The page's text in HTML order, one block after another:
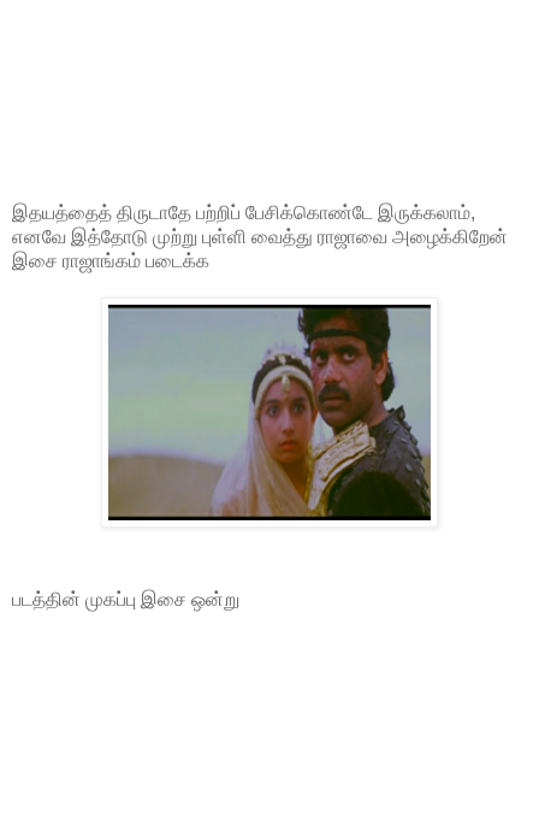
இதயத்தைத் திருடாதே பற்றிப் பேசிக்கொண்டே இருக்கலாம்,
எனவே இத்தோடு முற்று புள்ளி வைத்து ராஜாவை அழைக்கிறேன்
இசை ராஜாங்கம் படைக்க
படத்தின் முகப்பு இசை ஒன்று